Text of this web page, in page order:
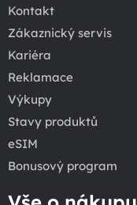
Kontakt
Zákaznický servis
Kariéra
Reklamace
Výkupy
Stavy produktů
eSIM
Bonusový program